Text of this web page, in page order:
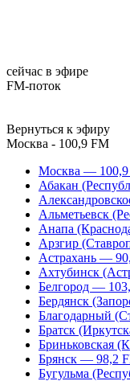
сейчас в эфире
FM-поток
Вернуться к эфиру
Москва - 100,9 FM
Москва —
Абакан
Альметьевск
Анапа
Арзгир
Астрахань —
Ахтубинск
Белгород —
Бердянск
Благодарный
Братск
Бриньковская
Брянск — 98,2
Бугульма